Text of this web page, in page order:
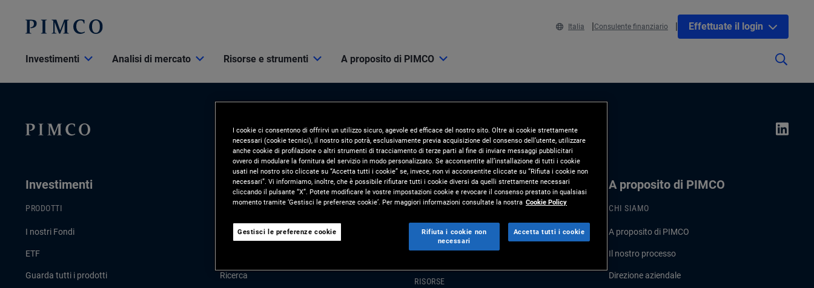
Italia Consulente finanziario Effettuate il login
Investimenti Analisi di mercato Risorse e strumenti A proposito di PIMCO
Investimenti
PRODOTTI
I nostri Fondi
ETF
Guarda tutti i prodotti
Analisi Di Mercato
Commento di Mercato
Ricerca
Risorse e strumenti
PIMCO Pro
Soluzioni per i clienti e analisi
RISORSE
A proposito di PIMCO
CHI SIAMO
A proposito di PIMCO
Il nostro processo
Direzione aziendale
I cookie ci consentono di offrirvi un utilizzo sicuro, agevole ed efficace del nostro sito. Oltre ai cookie strettamente
necessari (cookie tecnici), il nostro sito potrà, esclusivamente previa acquisizione del consenso dell’utente, utilizzare
anche cookie di profilazione o altri strumenti di tracciamento di terze parti al fine di inviare messaggi pubblicitari
ovvero di modulare la fornitura del servizio in modo personalizzato. Se acconsentite all’installazione di tutti i cookie
usati nel nostro sito cliccate su “Accetta tutti i cookie” se, invece, non vi acconsentite cliccate su “Rifiuta i cookie non
necessari”. Vi informiamo, inoltre, che è possibile rifiutare tutti i cookie diversi da quelli strettamente necessari
cliccando il pulsante “X”. Potete modificare le vostre impostazioni cookie e revocare il consenso prestato in qualsiasi
momento tramite ‘Gestisci le preferenze cookie’. Per maggiori informazioni consultate la nostra Cookie Policy
Gestisci le preferenze cookie
Rifiuta i cookie non
necessari
Accetta tutti i cookie